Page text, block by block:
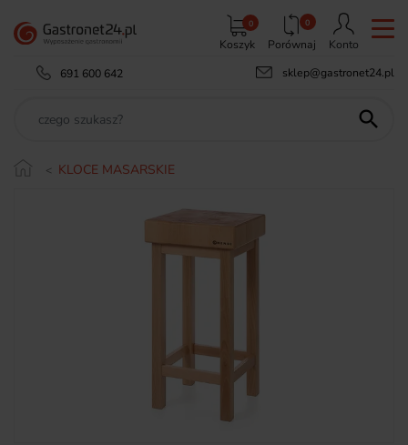
Koszyk
0 0
Porównaj
Konto
691 600 642
sklep@gastronet24.pl

KLOCE MASARSKIE